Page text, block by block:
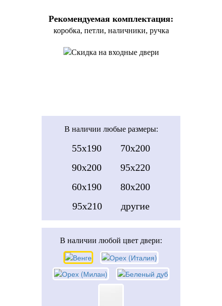
Рекомендуемая комплектация:
коробка, петли, наличники, ручка
В наличии любые размеры:
55x190
70x200
90x200
95x220
60x190
80x200
95x210
другие
В наличии любой цвет двери: